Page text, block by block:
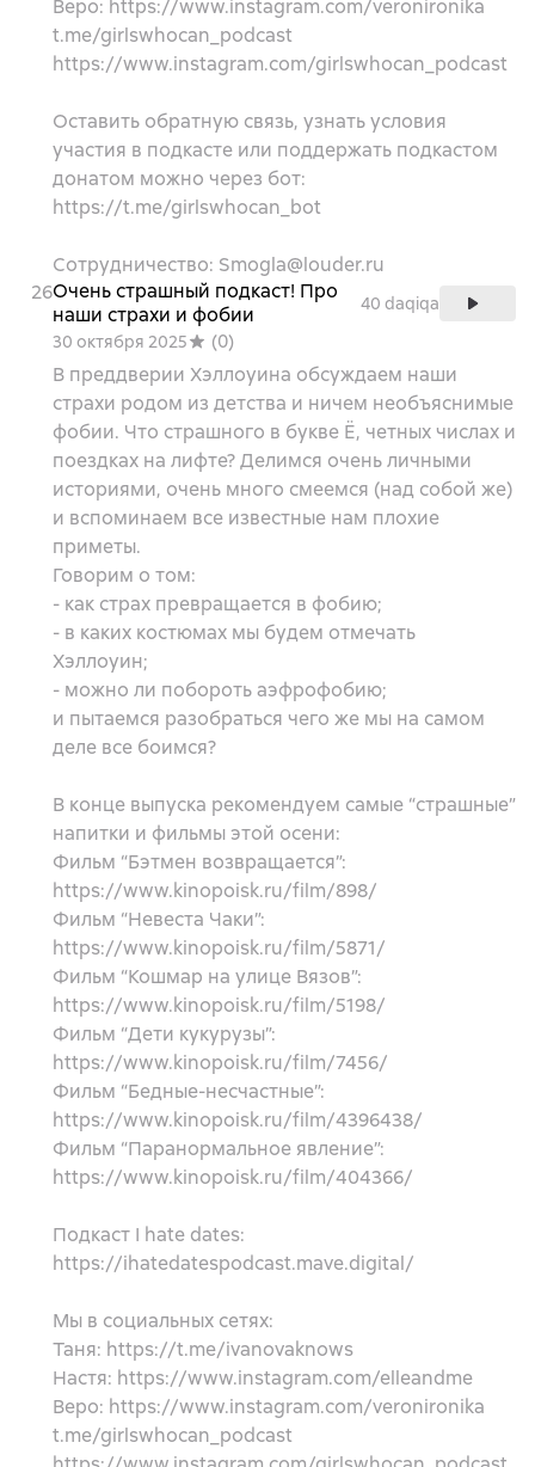
Веро: https://www.instagram.com/veronironika
t.me/girlswhocan_podcast
https://www.instagram.com/girlswhocan_podcast
Оставить обратную связь, узнать условия
участия в подкасте или поддержать подкастом
донатом можно через бот:
https://t.me/girlswhocan_bot
Сотрудничество: Smogla@louder.ru
26Очень страшный подкаст! Про
наши страхи и фобии
40 daqiqa
30 октября 2025
(0)
В преддверии Хэллоуина обсуждаем наши
страхи родом из детства и ничем необъяснимые
фобии. Что страшного в букве Ё, четных числах и
поездках на лифте? Делимся очень личными
историями, очень много смеемся (над собой же)
и вспоминаем все известные нам плохие
приметы.
Говорим о том:
- как страх превращается в фобию;
- в каких костюмах мы будем отмечать
Хэллоуин;
- можно ли побороть аэфрофобию;
и пытаемся разобраться чего же мы на самом
деле все боимся?
В конце выпуска рекомендуем самые “страшные”
напитки и фильмы этой осени:
Фильм “Бэтмен возвращается”:
https://www.kinopoisk.ru/film/898/
Фильм “Невеста Чаки”:
https://www.kinopoisk.ru/film/5871/
Фильм “Кошмар на улице Вязов”:
https://www.kinopoisk.ru/film/5198/
Фильм “Дети кукурузы”:
https://www.kinopoisk.ru/film/7456/
Фильм “Бедные-несчастные”:
https://www.kinopoisk.ru/film/4396438/
Фильм “Паранормальное явление”:
https://www.kinopoisk.ru/film/404366/
Подкаст I hate dates:
https://ihatedatespodcast.mave.digital/
Мы в социальных сетях:
Таня: https://t.me/ivanovaknows
Настя: https://www.instagram.com/elleandme
Веро: https://www.instagram.com/veronironika
t.me/girlswhocan_podcast